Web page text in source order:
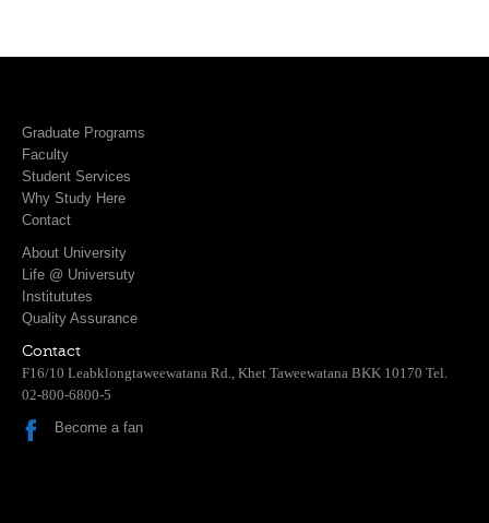
Graduate Programs
Faculty
Student Services
Why Study Here
Contact
About University
Life @ Universuty
Institututes
Quality Assurance
Contact
F16/10 Leabklongtaweewatana Rd., Khet Taweewatana BKK 10170 Tel.
02-800-6800-5
Become a fan